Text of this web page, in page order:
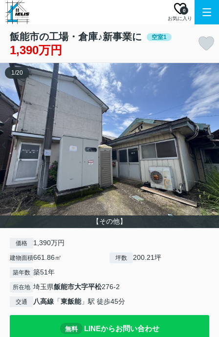
お気に入り
0
飯能市の工場・倉庫♪新事業に 空室1
1,390万円
【その他】
1/20
価格 1,390万円
建物面積661.86㎡ 坪数 200.21坪
築年数 築51年
所在地 埼玉県飯能市大字平松276-2
交通 八高線 「東飯能」駅 徒歩45分
無料 LINEからお問い合わせ